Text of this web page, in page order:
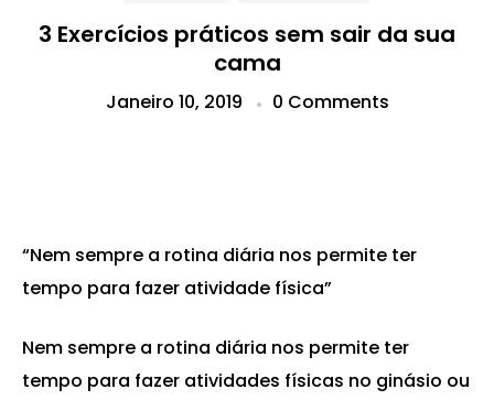
3 Exercícios práticos sem sair da sua
cama
Janeiro 10, 2019 0 Comments
“Nem sempre a rotina diária nos permite ter
tempo para fazer atividade física”
Nem sempre a rotina diária nos permite ter
tempo para fazer atividades físicas no ginásio ou